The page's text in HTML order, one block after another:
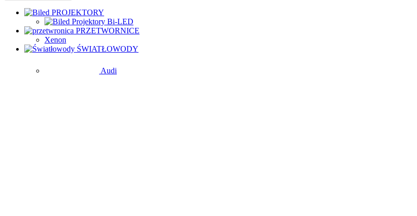
PROJEKTORY
Projektory Bi-LED
PRZETWORNICE
Xenon
ŚWIATŁOWODY
Audi